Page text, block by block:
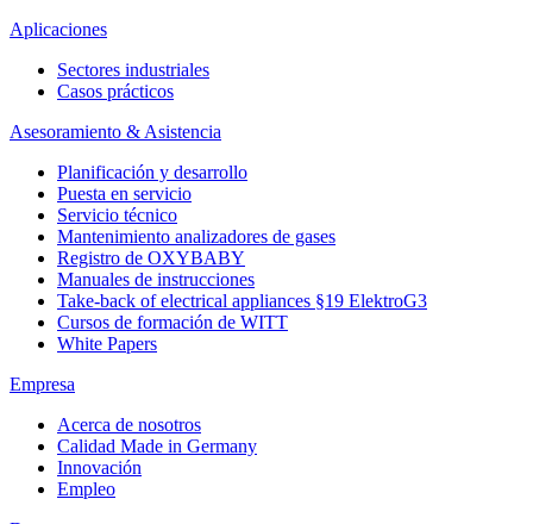
Aplicaciones
Sectores industriales
Casos prácticos
Asesoramiento & Asistencia
Planificación y desarrollo
Puesta en servicio
Servicio técnico
Mantenimiento analizadores de gases
Registro de OXYBABY
Manuales de instrucciones
Take-back of electrical appliances §19 ElektroG3
Cursos de formación de WITT
White Papers
Empresa
Acerca de nosotros
Calidad Made in Germany
Innovación
Empleo